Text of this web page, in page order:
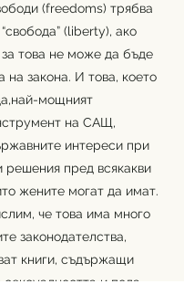
(freedoms) трябва
(liberty), ако
за това не може да бъде
на закона. И това, което
мощният
на САЩ,
интереси при
решения пред всякакви
жените могат да имат.
че това има много
законодателства,
книги, съдържащи
и пола,